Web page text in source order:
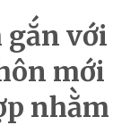
với
mới
nhằm